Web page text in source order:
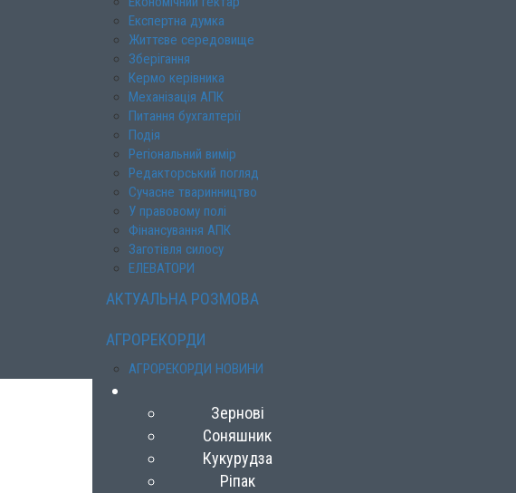
Експертна думка
Життєве середовище
Зберігання
Кермо керівника
Механізація АПК
Питання бухгалтерії
Подія
Регіональний вимір
Редакторський погляд
Сучасне тваринництво
У правовому полі
Фінансування АПК
Заготівля силосу
ЕЛЕВАТОРИ
АКТУАЛЬНА РОЗМОВА
АГРОРЕКОРДИ
АГРОРЕКОРДИ НОВИНИ
Зернові
Соняшник
Кукурудза
Ріпак